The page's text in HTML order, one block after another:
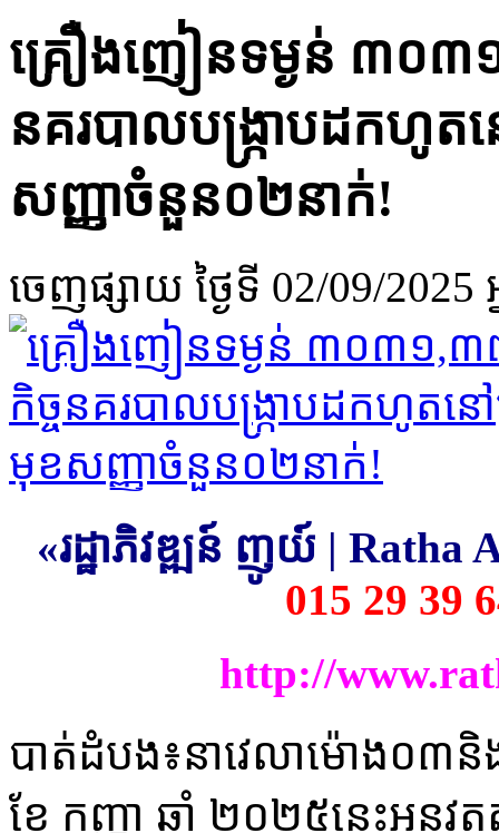
គ្រឿងញៀនទម្ងន់​ ៣០៣១
នគរបាលបង្រ្កាបដកហូ
សញ្ញាចំនួន០២នាក់!
ចេញផ្សាយ ថ្ងៃទី 02/09/2025
«រដ្ឋាភិវឌ្ឍន៍ ញូយ៍ | Ratha
015 29 39
http://
បាត់ដំបង៖នាវេលាម៉ោង​០៣
ខែ កញ្ញា​ ឆ្នាំ ២០២៥នេះ​អនុ